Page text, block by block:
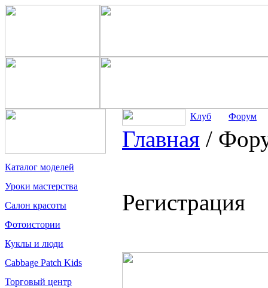
Каталог моделей
Уроки мастерства
Салон красоты
Фотоистории
Куклы и люди
Cabbage Patch Kids
Торговый центр
Клуб Форум
Главная /
Регистрация